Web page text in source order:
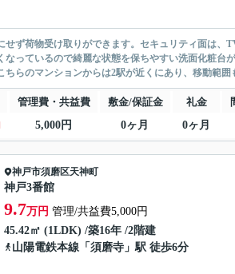
せず荷物受け取りができます。セキュリティ面は、
なっているので綺麗な状態を保ちやすい洗面化粧台
ちらのマンションからは2駅が近くにあり、移動範
管理費・共益費 敷金/保証金 礼金
5,000円 0ヶ月 0ヶ月
神戸市須磨区天神町
神戸3番館
9.7万円 管理/共益費5,000円
45.42㎡ (1LDK) /築16年 /2階建
山陽電鉄本線 「 須磨寺 」駅 徒歩6分